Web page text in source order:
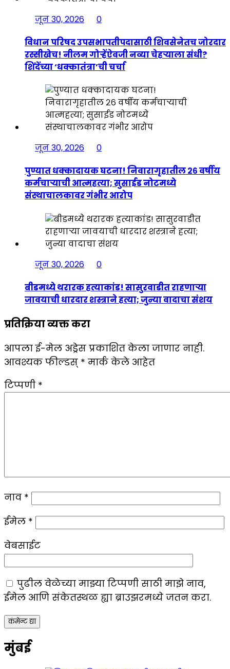
जून 30, 2026
0
विधान परिषद उपसभापतीपदासाठी शिवसेनेतच जोरदार
रस्सीखेच! नीलम गोऱ्हेंऐवजी नव्या चेहऱ्याला संधी?
शिंदेंच्या ‘धक्कातंत्रा’ची चर्चा
जून 30, 2026
0
पुण्यात धक्कादायक घटना! निवारागृहातील २६ वर्षीय
कर्मचाऱ्याची आत्महत्या; सुसाईड नोटमध्ये
संस्थाचालकावर गंभीर आरोप
जून 30, 2026
0
बीडमध्ये थरारक हत्याकांड! सासुरवाडीत राहणाऱ्या
जावयाची धारदार शस्त्राने हत्या; जुन्या वादाचा संशय
प्रतिक्रिया व्यक्त करा
आपला ई-मेल अड्रेस प्रकाशित केला जाणार नाही.
आवश्यक फील्डस् * मार्क केले आहेत
टिप्पणी *
नाव *
ईमेल *
वेबसाईट
पुढील वेळेच्या माझ्या टिप्पणी साठी माझे नाव,
ईमेल आणि संकेतस्थळ ह्या ब्राउझरमध्ये जतन करा.
मुंबई